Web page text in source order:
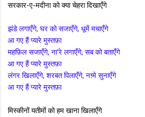
सरकार-ए-मदीना को क्या चेहरा दिखाएँगे
झंडे लगाएँगे, घर को सजाएँगे, धूमें मचाएँगे
आ गए हैं प्यारे मुस्तफ़ा
महफ़िल सजाएँगे, ना'रे लगाएँगे, सब को बताएँगे
आ गए हैं प्यारे मुस्तफ़ा
लंगर खिलाएँगे, शरबत पिलाएँगे, नग़्मे सुनाएँगे
आ गए हैं प्यारे मुस्तफ़ा
मिस्कीनों यतीमों को हम खाना खिलाएँगे